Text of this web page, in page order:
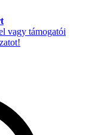
vagy támogatói